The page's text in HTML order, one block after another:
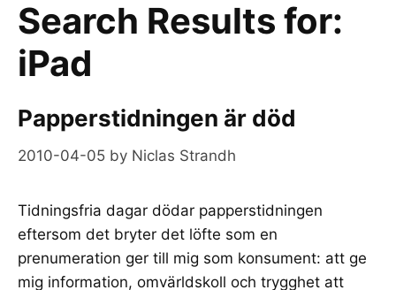
Search Results for:
iPad
Papperstidningen är död
2010-04-05 by Niclas Strandh
Tidningsfria dagar dödar papperstidningen
eftersom det bryter det löfte som en
prenumeration ger till mig som konsument: att ge
mig information, omvärldskoll och trygghet att